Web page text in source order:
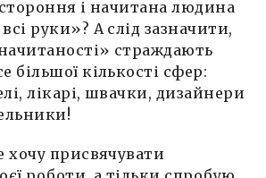
і начитана людина
руки»? А слід зазначити,
страждають
більшої кількості сфер:
лікарі, швачки, дизайнери
хочу присвячувати